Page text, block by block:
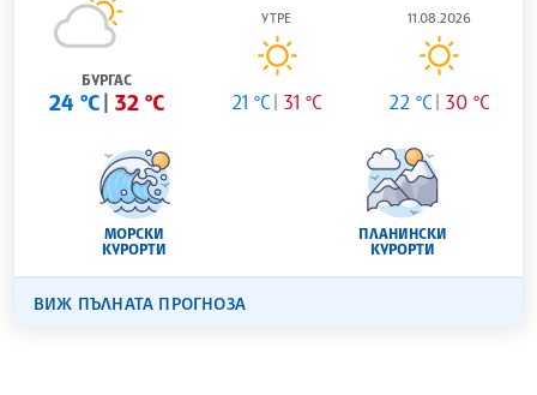
БУРГАС
24 °C 32 °C
УТРЕ
21 °C 31 °C
11.08.2026
22 °C 30 °C
МОРСКИ
КУРОРТИ
ПЛАНИНСКИ
КУРОРТИ
ВИЖ ПЪЛНАТА ПРОГНОЗА